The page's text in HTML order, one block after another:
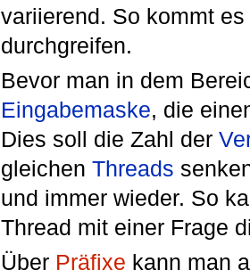
variierend. So kommt
durchgreifen.
Bevor man in dem
Eingabemaske, die
Dies soll die Zahl der
gleichen Threads
und immer wieder. So
Thread mit einer Frage
Über Präfixe kann man